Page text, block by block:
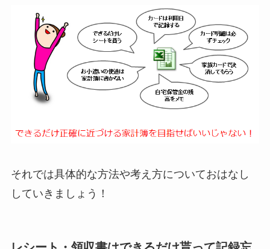
それでは具体的な方法や考え方についておはなし
していきましょう！